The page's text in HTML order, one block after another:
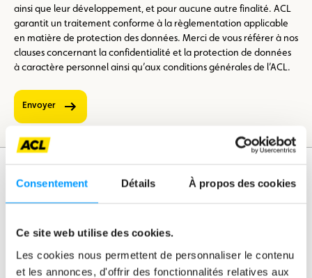
Consentement Détails À propos des cookies
Ce site web utilise des cookies.
Les cookies nous permettent de personnaliser le contenu
et les annonces, d'offrir des fonctionnalités relatives aux
ainsi que leur développement, et pour aucune autre finalité. ACL
garantit un traitement conforme à la règlementation applicable
en matière de protection des données. Merci de vous référer à nos
clauses concernant la confidentialité et la protection de données
à caractère personnel ainsi qu’aux conditions générales de l’ACL.
Envoyer
Assistance
Voyages
Loisirs & Passion